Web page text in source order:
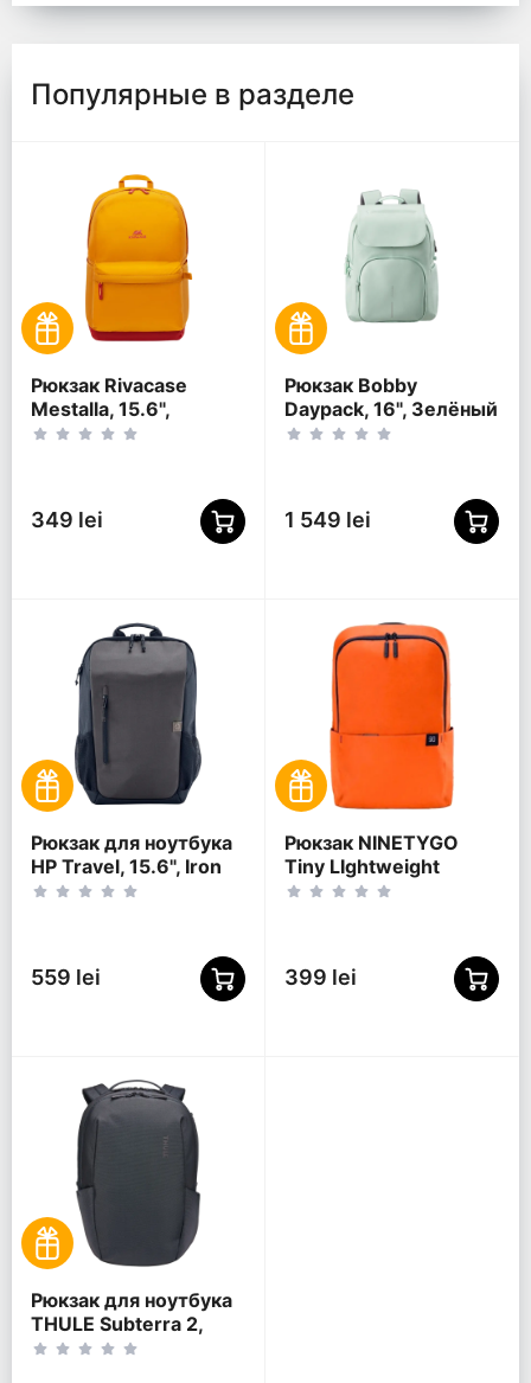
Популярные в разделе
Рюкзак Rivacase
Mestalla, 15.6",
Золотой
349 lei
Рюкзак Bobby
Daypack, 16", Зелёный
1 549 lei
Рюкзак для ноутбука
HP Travel, 15.6", Iron
Grey
559 lei
Рюкзак NINETYGO
Tiny LIghtweight
Casual, 15.6",
399 lei
Рюкзак для ноутбука
THULE Subterra 2,
15.6", Dark Slate